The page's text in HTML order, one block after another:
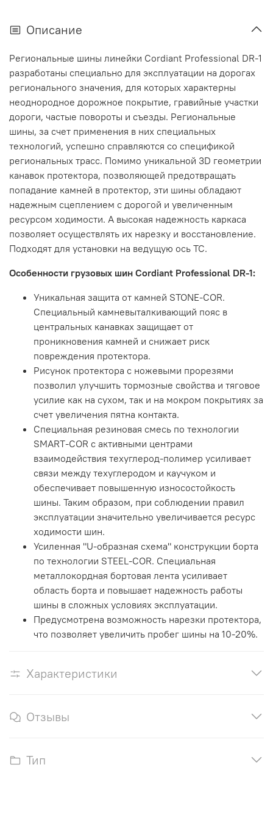
Описание
Региональные шины линейки Cordiant Professional DR-1
разработаны специально для эксплуатации на дорогах
регионального значения, для которых характерны
неоднородное дорожное покрытие, гравийные участки
дороги, частые повороты и съезды. Региональные
шины, за счет применения в них специальных
технологий, успешно справляются со спецификой
региональных трасс. Помимо уникальной 3D геометрии
канавок протектора, позволяющей предотвращать
попадание камней в протектор, эти шины обладают
надежным сцеплением с дорогой и увеличенным
ресурсом ходимости. А высокая надежность каркаса
позволяет осуществлять их нарезку и восстановление.
Подходят для установки на ведущую ось ТС.
Особенности грузовых шин Cordiant Professional DR-1:
Уникальная защита от камней STONE-COR.
Специальный камневыталкивающий пояс в
центральных канавках защищает от
проникновения камней и снижает риск
повреждения протектора.
Рисунок протектора с ножевыми прорезями
позволил улучшить тормозные свойства и тяговое
усилие как на сухом, так и на мокром покрытиях за
счет увеличения пятна контакта.
Специальная резиновая смесь по технологии
SMART-COR с активными центрами
взаимодействия техуглерод-полимер усиливает
связи между техуглеродом и каучуком и
обеспечивает повышенную износостойкость
шины. Таким образом, при соблюдении правил
эксплуатации значительно увеличивается ресурс
ходимости шин.
Усиленная "U-образная схема" конструкции борта
по технологии STEEL-COR. Специальная
металлокордная бортовая лента усиливает
область борта и повышает надежность работы
шины в сложных условиях эксплуатации.
Предусмотрена возможность нарезки протектора,
что позволяет увеличить пробег шины на 10-20%.
Характеристики
Отзывы
Тип